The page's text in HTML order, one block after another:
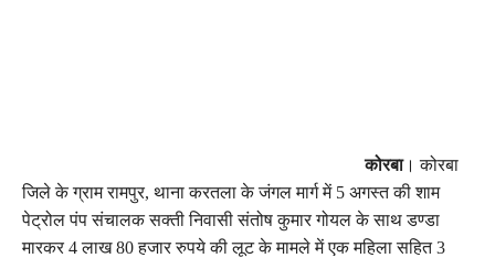
कोरबा। कोरबा
जिले के ग्राम रामपुर, थाना करतला के जंगल मार्ग में 5 अगस्त की शाम
पेट्रोल पंप संचालक सक्ती निवासी संतोष कुमार गोयल के साथ डण्डा
मारकर 4 लाख 80 हजार रुपये की लूट के मामले में एक महिला सहित 3